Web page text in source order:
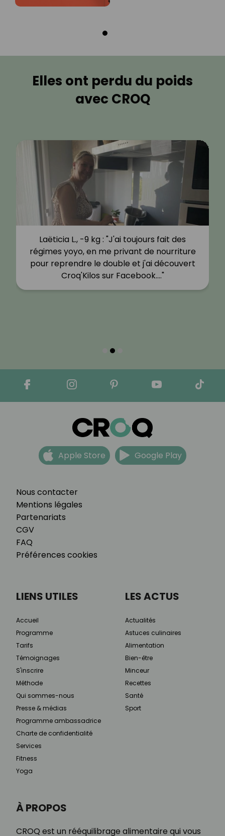
Elles ont perdu du poids
avec CROQ
Laëticia L., -9 kg : "J'ai toujours fait des
régimes yoyo, en me privant de nourriture
pour reprendre le double et j'ai découvert
Croq'Kilos sur Facebook.…"
Nous contacter
Mentions légales
Partenariats
CGV
FAQ
Préférences cookies
Apple Store Google Play
À PROPOS
CROQ est un rééquilibrage alimentaire qui vous
LIENS UTILES
Accueil
Programme
Tarifs
Témoignages
S'inscrire
Méthode
Qui sommes-nous
Presse & médias
Programme ambassadrice
Charte de confidentialité
Services
Fitness
Yoga
LES ACTUS
Actualités
Astuces culinaires
Alimentation
Bien-être
Minceur
Recettes
Santé
Sport